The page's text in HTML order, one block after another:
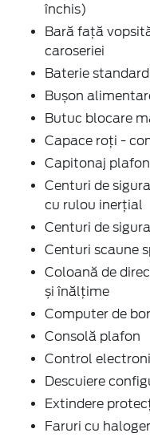
închis)
Bară față
caroseriei
Baterie standard
Bușon
Butuc blocare
Capace roți -
Capitonaj
Centuri de
cu rulou inerţial
Centuri de
Centuri scaune
Coloană de
și înălțime
Computer de
Consolă plafon
Control
Descuiere
Extindere
Faruri cu